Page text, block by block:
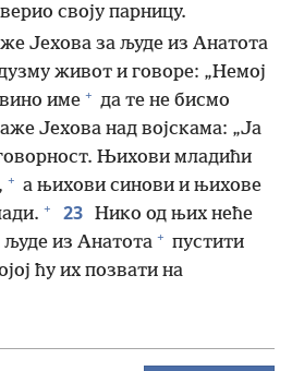
своју парницу.
Јехова за људе из Анатота
живот и говоре: „Немој
име + да те не бисмо
Јехова над војскама: „Ја
Њихови младићи
+ а њихови синови и њихове
+ 23 Нико од њих неће
људе из Анатота + пустити
ћу их позвати на